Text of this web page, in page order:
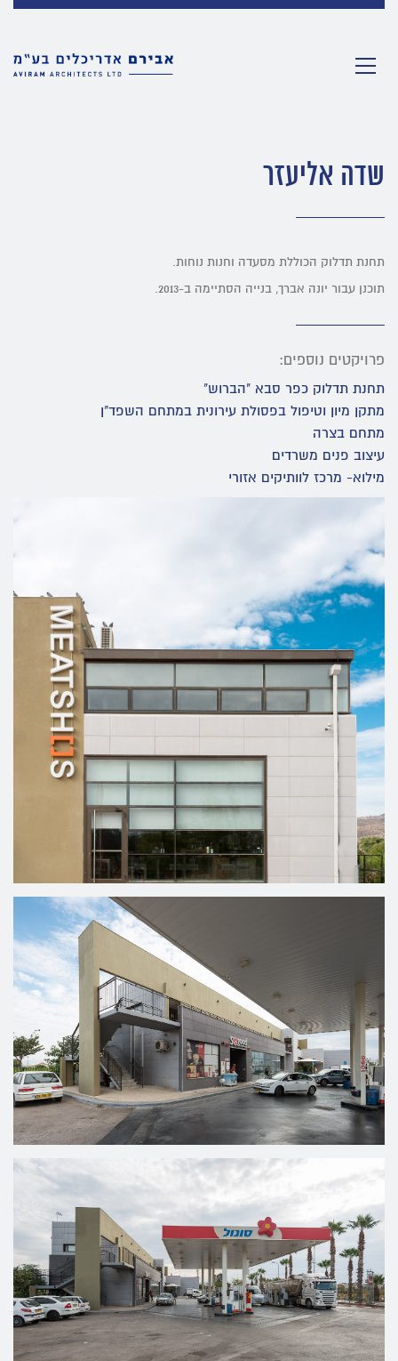
שדה אליעזר
תחנת תדלוק הכוללת מסעדה וחנות נוחות.
תוכנן עבור יונה אברך, בנייה הסתיימה ב-2013.
פרויקטים נוספים:
תחנת תדלוק כפר סבא "הברוש"
מתקן מיון וטיפול בפסולת עירונית במתחם השפד"ן
מתחם בצרה
עיצוב פנים משרדים
מילוא- מרכז לוותיקים אזורי